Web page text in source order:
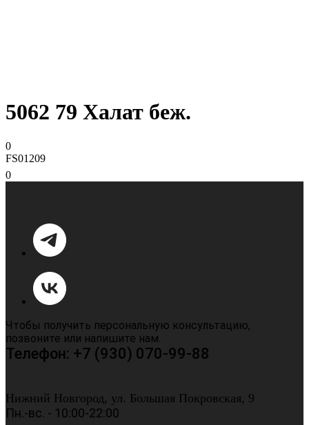
5062 79 Халат беж.
0
FS01209
0
Чтобы получить персональную консультацию,
позвоните или напишите нам.
Телефон: +7 (930) 070-99-88
Нижний Новгород, ул. Большая Покровская, 9
Пн.-вс. - 10:00-22:00